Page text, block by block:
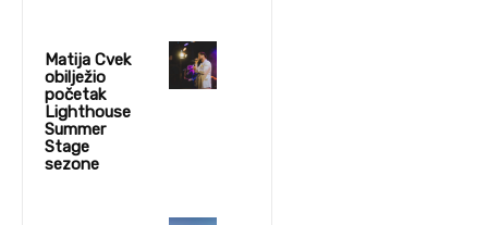
Matija Cvek
obilježio
početak
Lighthouse
Summer
Stage
sezone